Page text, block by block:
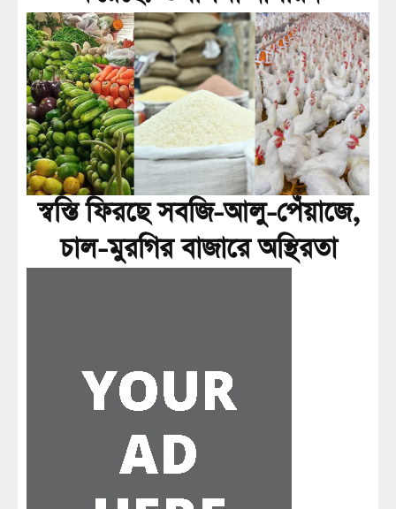
স্বস্তি ফিরছে সবজি-আলু-পেঁয়াজে,
চাল-মুরগির বাজারে অস্থিরতা